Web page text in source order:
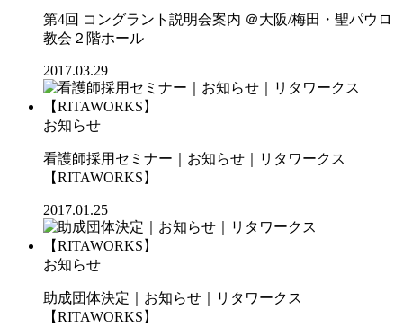
第4回 コングラント説明会案内 ＠大阪/梅田・聖パウロ
教会２階ホール
2017.03.29
お知らせ
看護師採用セミナー｜お知らせ｜リタワークス
【RITAWORKS】
2017.01.25
お知らせ
助成団体決定｜お知らせ｜リタワークス
【RITAWORKS】